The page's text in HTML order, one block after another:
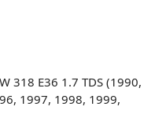
318 E36 1.7 TDS (1990,
1997, 1998, 1999,